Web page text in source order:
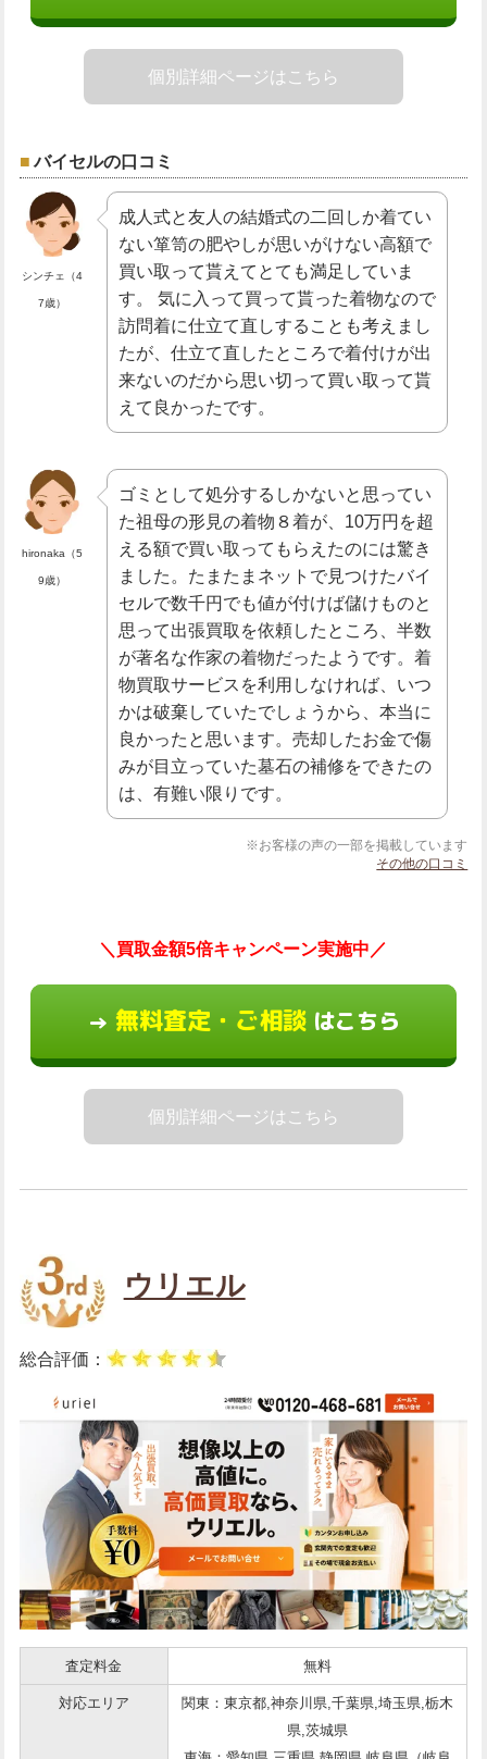
個別詳細ページはこちら
バイセルの口コミ
シンチェ（4
7歳）
成人式と友人の結婚式の二回しか着てい
ない箪笥の肥やしが思いがけない高額で
買い取って貰えてとても満足していま
す。 気に入って買って貰った着物なので
訪問着に仕立て直しすることも考えまし
たが、仕立て直したところで着付けが出
来ないのだから思い切って買い取って貰
えて良かったです。
hironaka（5
9歳）
ゴミとして処分するしかないと思ってい
た祖母の形見の着物８着が、10万円を超
える額で買い取ってもらえたのには驚き
ました。たまたまネットで見つけたバイ
セルで数千円でも値が付けば儲けものと
思って出張買取を依頼したところ、半数
が著名な作家の着物だったようです。着
物買取サービスを利用しなければ、いつ
かは破棄していたでしょうから、本当に
良かったと思います。売却したお金で傷
みが目立っていた墓石の補修をできたの
は、有難い限りです。
※お客様の声の一部を掲載しています
その他の口コミ
＼買取金額5倍キャンペーン実施中／
→ 無料査定・ご相談はこちら
個別詳細ページはこちら
ウリエル
総合評価：
査定料金 無料
対応エリア
関東：東京都,神奈川県,千葉県,埼玉県,栃木
県,茨城県